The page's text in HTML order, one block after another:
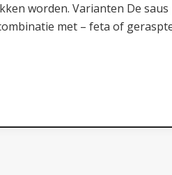
worden. Varianten De
met – feta of